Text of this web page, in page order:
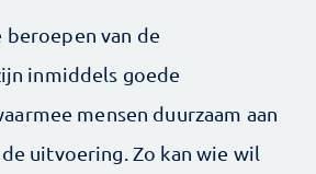
van de
inmiddels goede
mensen duurzaam aan
uitvoering. Zo kan wie wil